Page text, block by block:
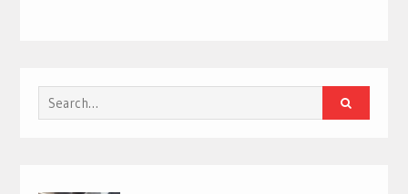
Search
for: